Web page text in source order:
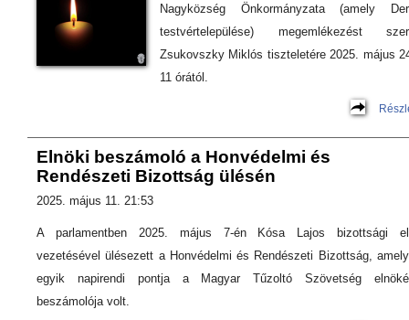
Nagyközség Önkormányzata (amely
testvértelepülése) megemlékezést
Zsukovszky Miklós tiszteletére 2025. május
11 órától.
Elnöki beszámoló a Honvédelmi és
Rendészeti Bizottság ülésén
2025. május 11. 21:53
A parlamentben 2025. május 7-én Kósa Lajos bizottsági
vezetésével ülésezett a Honvédelmi és Rendészeti Bizottság,
egyik napirendi pontja a Magyar Tűzoltó Szövetség
beszámolója volt.